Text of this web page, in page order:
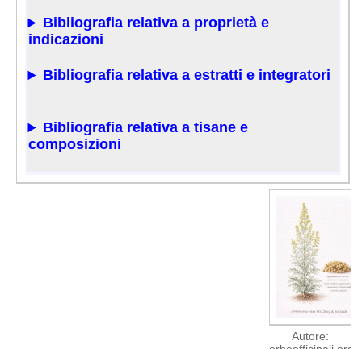
Bibliografia relativa a proprietà e
indicazioni
Bibliografia relativa a estratti e integratori
Bibliografia relativa a tisane e
composizioni
Autore: